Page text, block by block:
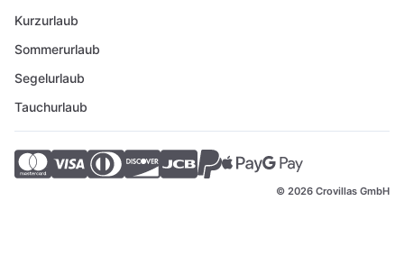
Kurzurlaub
Sommerurlaub
Segelurlaub
Tauchurlaub
© 2026 Crovillas GmbH